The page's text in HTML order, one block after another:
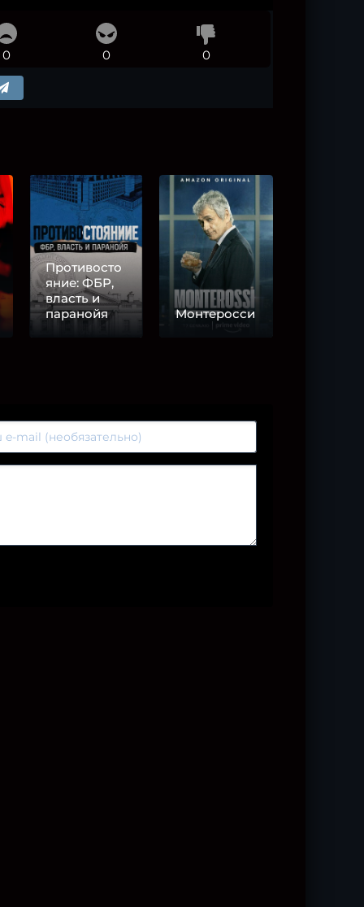
0 0 0
Противосто
яние: ФБР,
власть и
паранойя
Монтеросси